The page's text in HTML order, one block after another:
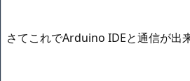
さてこれでArduino IDEと通信が出